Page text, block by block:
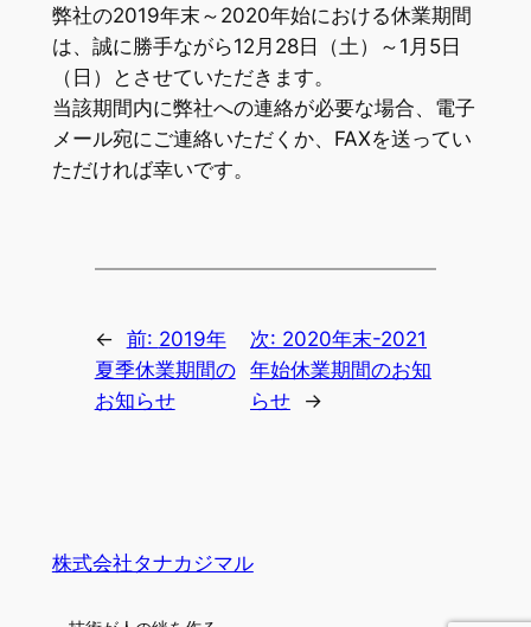
弊社の2019年末～2020年始における休業期間
は、誠に勝手ながら12月28日（土）～1月5日
（日）とさせていただきます。
当該期間内に弊社への連絡が必要な場合、電子
メール宛にご連絡いただくか、FAXを送ってい
ただければ幸いです。
← 前: 2019年
夏季休業期間の
お知らせ
次: 2020年末-2021
年始休業期間のお知
らせ
→
株式会社タナカジマル